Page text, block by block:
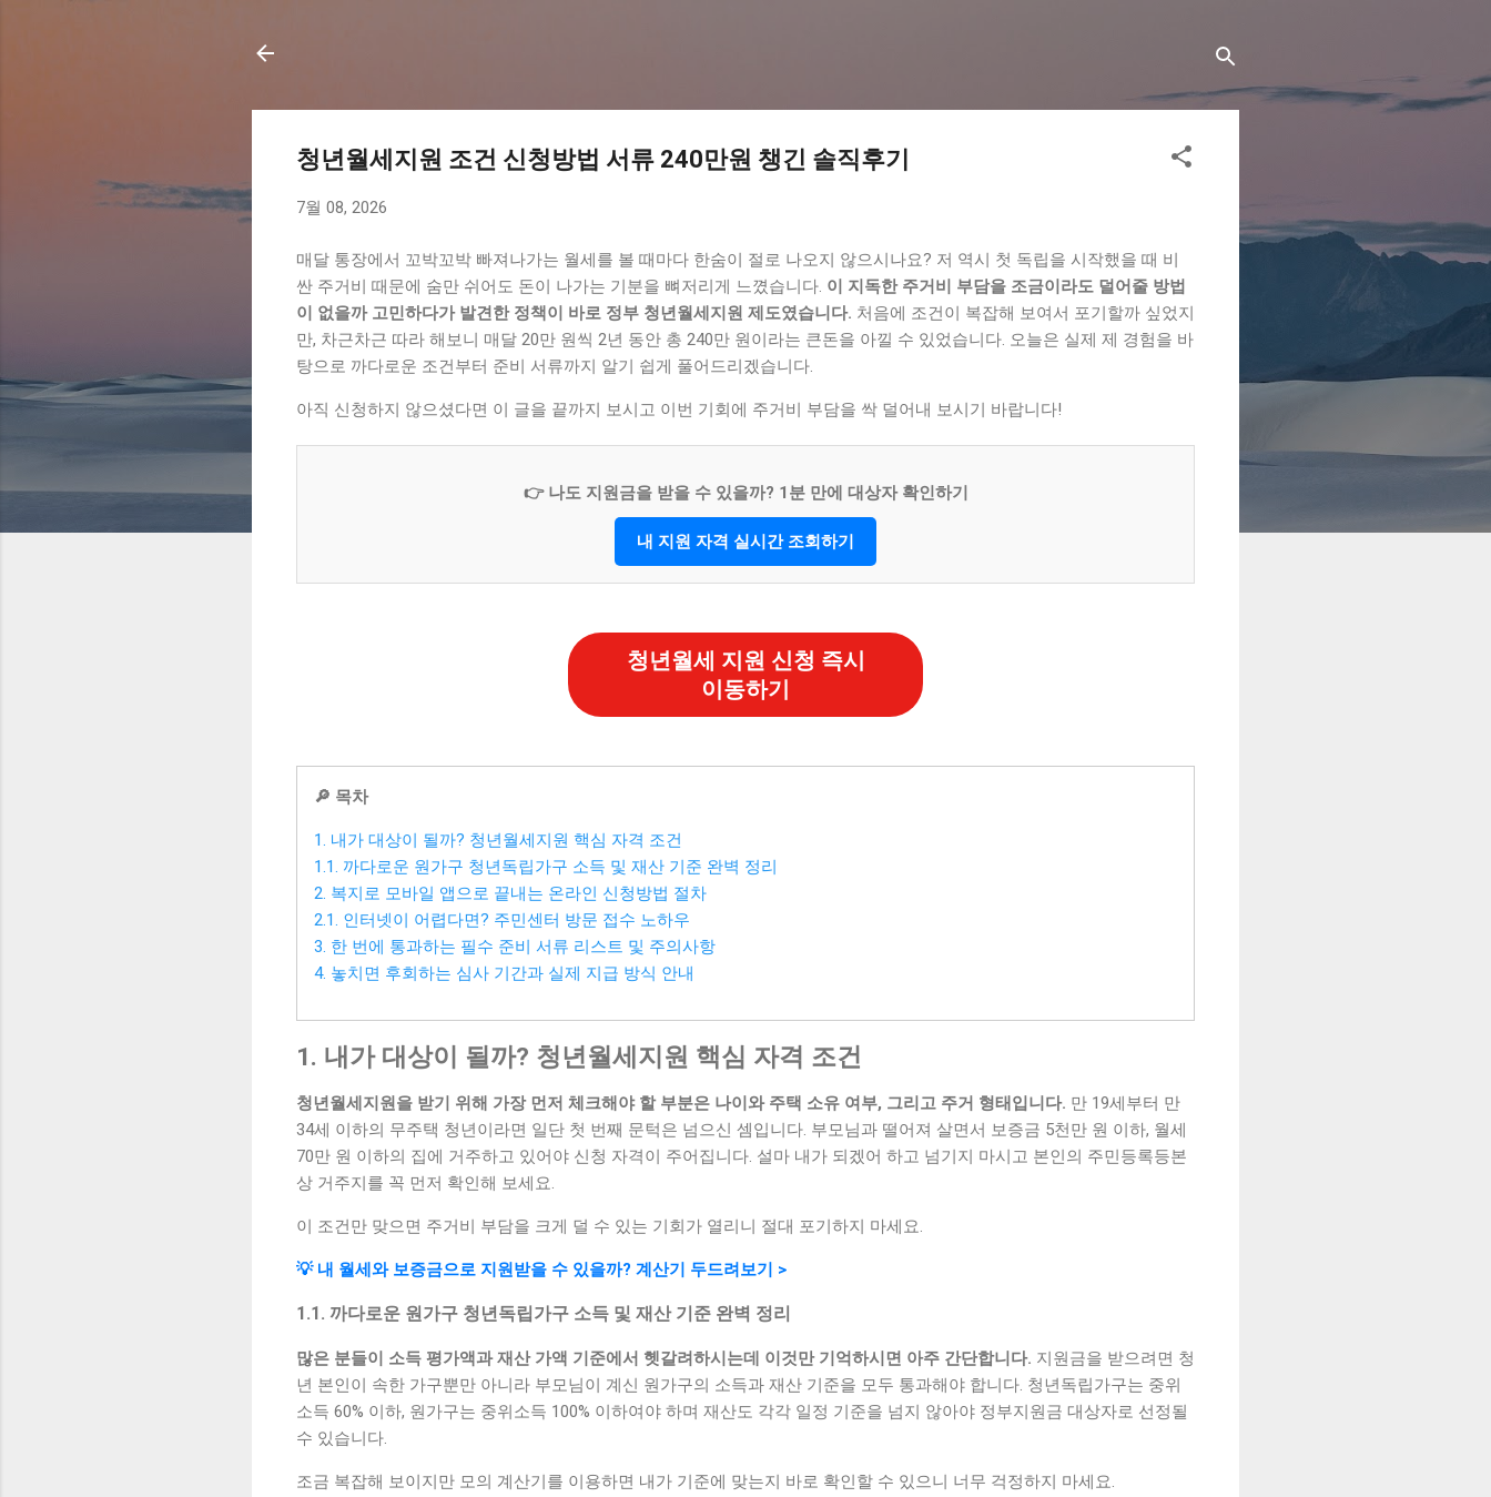
청년월세지원 조건 신청방법 서류 240만원 챙긴 솔직후기
7월 08, 2026
매달 통장에서 꼬박꼬박 빠져나가는 월세를 볼 때마다 한숨이 절로 나오지 않으시나요? 저 역시 첫 독립을 시작했을 때 비
싼 주거비 때문에 숨만 쉬어도 돈이 나가는 기분을 뼈저리게 느꼈습니다. 이 지독한 주거비 부담을 조금이라도 덜어줄 방법
이 없을까 고민하다가 발견한 정책이 바로 정부 청년월세지원 제도였습니다. 처음에 조건이 복잡해 보여서 포기할까 싶었지
만, 차근차근 따라 해보니 매달 20만 원씩 2년 동안 총 240만 원이라는 큰돈을 아낄 수 있었습니다. 오늘은 실제 제 경험을 바
탕으로 까다로운 조건부터 준비 서류까지 알기 쉽게 풀어드리겠습니다.
아직 신청하지 않으셨다면 이 글을 끝까지 보시고 이번 기회에 주거비 부담을 싹 덜어내 보시기 바랍니다!
👉 나도 지원금을 받을 수 있을까? 1분 만에 대상자 확인하기
내 지원 자격 실시간 조회하기
청년월세 지원 신청 즉시
이동하기
🔎 목차
1. 내가 대상이 될까? 청년월세지원 핵심 자격 조건
1.1. 까다로운 원가구 청년독립가구 소득 및 재산 기준 완벽 정리
2. 복지로 모바일 앱으로 끝내는 온라인 신청방법 절차
2.1. 인터넷이 어렵다면? 주민센터 방문 접수 노하우
3. 한 번에 통과하는 필수 준비 서류 리스트 및 주의사항
4. 놓치면 후회하는 심사 기간과 실제 지급 방식 안내
1. 내가 대상이 될까? 청년월세지원 핵심 자격 조건
청년월세지원을 받기 위해 가장 먼저 체크해야 할 부분은 나이와 주택 소유 여부, 그리고 주거 형태입니다. 만 19세부터 만
34세 이하의 무주택 청년이라면 일단 첫 번째 문턱은 넘으신 셈입니다. 부모님과 떨어져 살면서 보증금 5천만 원 이하, 월세
70만 원 이하의 집에 거주하고 있어야 신청 자격이 주어집니다. 설마 내가 되겠어 하고 넘기지 마시고 본인의 주민등록등본
상 거주지를 꼭 먼저 확인해 보세요.
이 조건만 맞으면 주거비 부담을 크게 덜 수 있는 기회가 열리니 절대 포기하지 마세요.
💡 내 월세와 보증금으로 지원받을 수 있을까? 계산기 두드려보기 >
1.1. 까다로운 원가구 청년독립가구 소득 및 재산 기준 완벽 정리
많은 분들이 소득 평가액과 재산 가액 기준에서 헷갈려하시는데 이것만 기억하시면 아주 간단합니다. 지원금을 받으려면 청
년 본인이 속한 가구뿐만 아니라 부모님이 계신 원가구의 소득과 재산 기준을 모두 통과해야 합니다. 청년독립가구는 중위
소득 60% 이하, 원가구는 중위소득 100% 이하여야 하며 재산도 각각 일정 기준을 넘지 않아야 정부지원금 대상자로 선정될
수 있습니다.
조금 복잡해 보이지만 모의 계산기를 이용하면 내가 기준에 맞는지 바로 확인할 수 있으니 너무 걱정하지 마세요.